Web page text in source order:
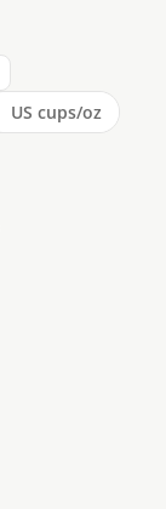
US cups/oz